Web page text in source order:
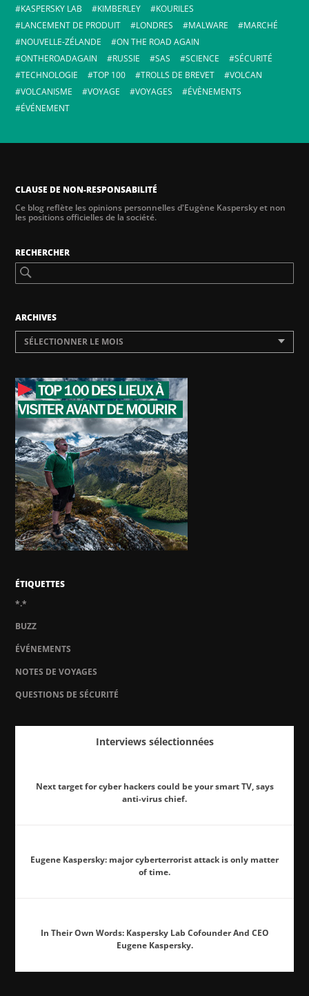
KASPERSKY LAB
KIMBERLEY
KOURILES
LANCEMENT DE PRODUIT
LONDRES MALWARE
MARCHÉ
NOUVELLE-ZÉLANDE
ON THE ROAD AGAIN
ONTHEROADAGAIN
RUSSIE SAS SCIENCE
SÉCURITÉ
TECHNOLOGIE
TOP 100 TROLLS DE BREVET
VOLCAN
VOLCANISME
VOYAGE VOYAGES
ÉVÈNEMENTS
ÉVÉNEMENT
CLAUSE DE NON-RESPONSABILITÉ
Ce blog reflète les opinions personnelles d'Eugène Kaspersky et non
les positions officielles de la société.
RECHERCHER
ARCHIVES
SÉLECTIONNER LE MOIS
ÉTIQUETTES
*.*
BUZZ
ÉVÉNEMENTS
NOTES DE VOYAGES
QUESTIONS DE SÉCURITÉ
Interviews sélectionnées
Next target for cyber hackers could be your smart TV, says
anti-virus chief.
Eugene Kaspersky: major cyberterrorist attack is only matter
of time.
In Their Own Words: Kaspersky Lab Cofounder And CEO
Eugene Kaspersky.